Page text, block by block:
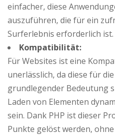
einfacher, diese
auszuführen, die für ein
Surferlebnis erforderlich ist.
Kompatibilität:
Für Websites ist eine
unerlässlich, da diese für
grundlegender Bedeutung
Laden von Elementen
sein. Dank PHP ist dieser
Punkte gelöst werden,